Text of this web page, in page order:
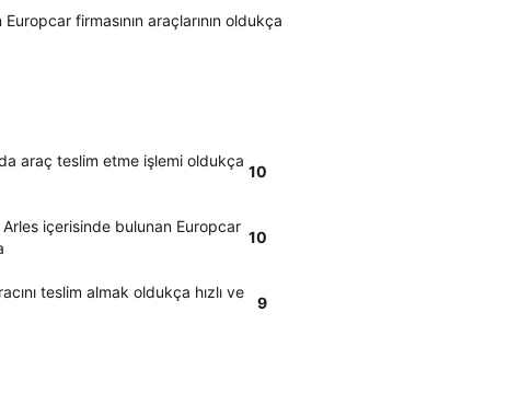
firmasının araçlarının oldukça
araç teslim etme işlemi oldukça
10
içerisinde bulunan Europcar
10
teslim almak oldukça hızlı ve
9